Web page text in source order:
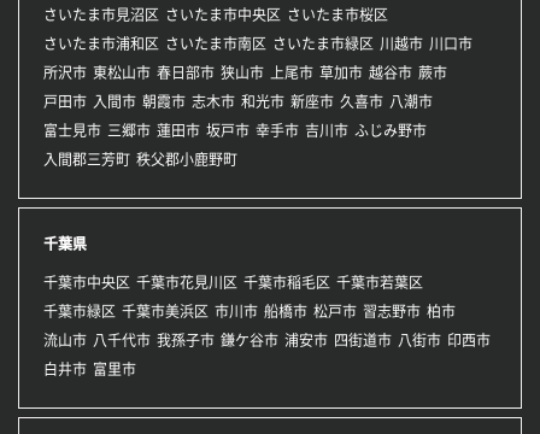
さいたま市見沼区
さいたま市中央区
さいたま市桜区
さいたま市浦和区
さいたま市南区 さいたま市緑区 川越市 川口市
所沢市 東松山市 春日部市 狭山市 上尾市 草加市 越谷市 蕨市
戸田市 入間市 朝霞市 志木市 和光市 新座市 久喜市 八潮市
富士見市 三郷市 蓮田市 坂戸市 幸手市 吉川市 ふじみ野市
入間郡三芳町 秩父郡小鹿野町
千葉県
千葉市中央区 千葉市花見川区 千葉市稲毛区 千葉市若葉区
千葉市緑区 千葉市美浜区 市川市 船橋市 松戸市 習志野市 柏市
流山市 八千代市 我孫子市 鎌ケ谷市 浦安市 四街道市 八街市 印西市
白井市 富里市